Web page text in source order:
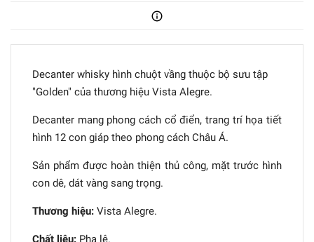
Decanter whisky hình chuột vầng thuộc bộ sưu tập
"Golden" của thương hiệu Vista Alegre.
Decanter mang phong cách cổ điển, trang trí họa tiết
hình 12 con giáp theo phong cách Châu Á.
Sản phẩm được hoàn thiện thủ công, mặt trước hình
con dê, dát vàng sang trọng.
Thương hiệu: Vista Alegre.
Chất liệu: Pha lê.